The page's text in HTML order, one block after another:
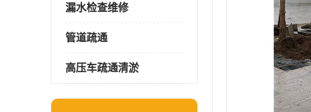
漏水检查维修
管道疏通
高压车疏通清淤